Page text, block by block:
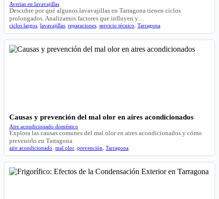
Averías en lavavajillas
Descubre por qué algunos lavavajillas en Tarragona tienen ciclos
prolongados. Analizamos factores que influyen y…
ciclos largos lavavajillas reparaciones servicio técnico Tarragona
Causas y prevención del mal olor en aires acondicionados
Aire acondicionado doméstico
Explora las causas comunes del mal olor en aires acondicionados y cómo
prevenirlo en Tarragona.
aire acondicionado mal olor prevención Tarragona